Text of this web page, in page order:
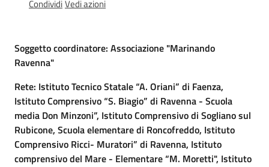
memoria
Seguici
su
CondividiVedi azioni
Soggetto coordinatore: Associazione "Marinando
Ravenna"
Rete: Istituto Tecnico Statale “A. Oriani” di Faenza,
Istituto Comprensivo “S. Biagio” di Ravenna - Scuola
media Don Minzoni”, Istituto Comprensivo di Sogliano sul
Rubicone, Scuola elementare di Roncofreddo, Istituto
Comprensivo Ricci- Muratori” di Ravenna, Istituto
comprensivo del Mare - Elementare “M. Moretti", Istituto